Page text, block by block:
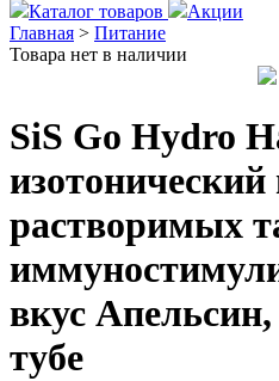
Каталог товаров
Акции
Главная > Питание
Товара нет в наличии
SiS Gо Hydro
изотонический
растворимых
вкус
тубе